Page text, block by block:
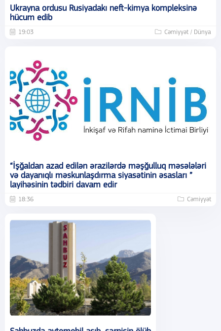
Ukrayna ordusu Rusiyadakı neft-kimya kompleksinə
hücum edib
19:03 Cəmiyyət / Dünya
“İşğaldan azad edilən ərazilərdə məşğulluq məsələləri
və dayanıqlı məskunlaşdırma siyasətinin əsasları ”
layihəsinin tədbiri davam edir
18:36 Cəmiyyət